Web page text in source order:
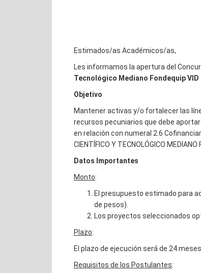
Estimados/as Académicos/as,
Les informamos la apertura del
Tecnológico Mediano Fondequip VID
Objetivo
Mantener activas y/o fortalecer las
recursos pecuniarios que debe aportar
en relación con numeral 2.6
CIENTÍFICO Y TECNOLÓGICO MEDIANO
Datos Importantes
Monto:
El presupuesto estimado para
de pesos).
Los proyectos seleccionados
Plazo:
El plazo de ejecución será de 24
Requisitos de los Postulantes: